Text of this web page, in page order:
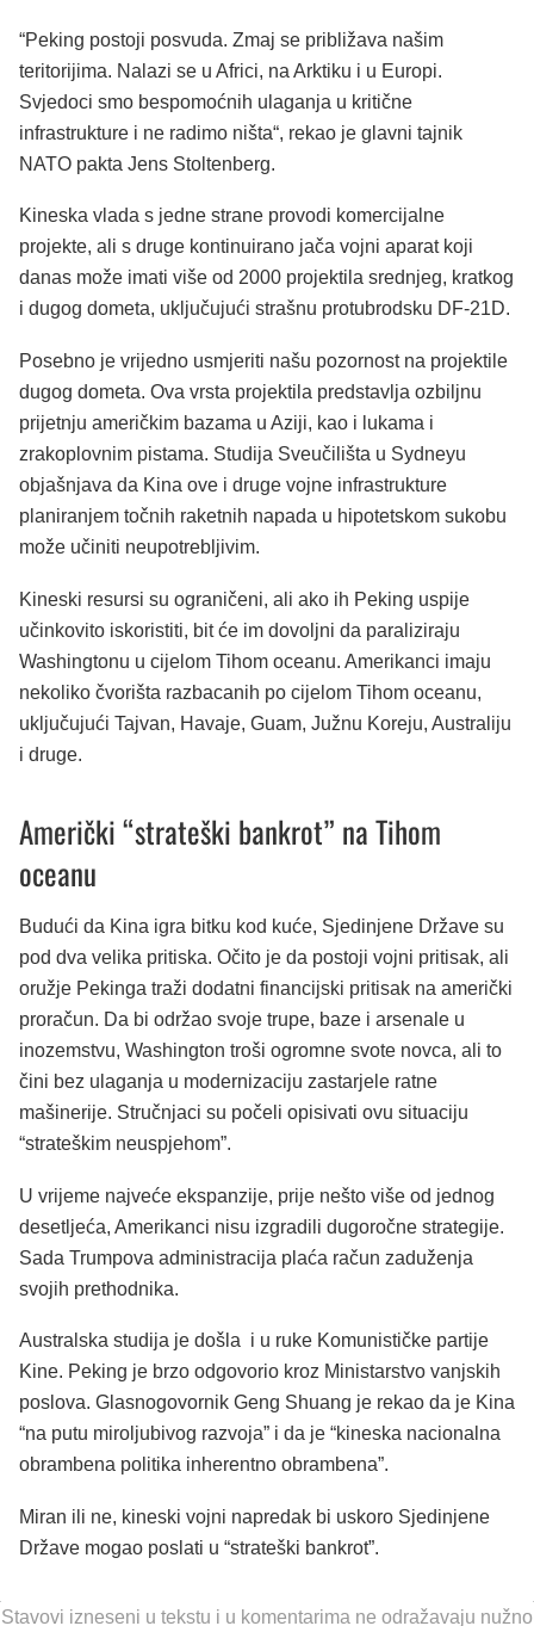
“Peking postoji posvuda. Zmaj se približava našim
teritorijima. Nalazi se u Africi, na Arktiku i u Europi.
Svjedoci smo bespomoćnih ulaganja u kritične
infrastrukture i ne radimo ništa“, rekao je glavni tajnik
NATO pakta Jens Stoltenberg.
Kineska vlada s jedne strane provodi komercijalne
projekte, ali s druge kontinuirano jača vojni aparat koji
danas može imati više od 2000 projektila srednjeg, kratkog
i dugog dometa, uključujući strašnu protubrodsku DF-21D.
Posebno je vrijedno usmjeriti našu pozornost na projektile
dugog dometa. Ova vrsta projektila predstavlja ozbiljnu
prijetnju američkim bazama u Aziji, kao i lukama i
zrakoplovnim pistama. Studija Sveučilišta u Sydneyu
objašnjava da Kina ove i druge vojne infrastrukture
planiranjem točnih raketnih napada u hipotetskom sukobu
može učiniti neupotrebljivim.
Kineski resursi su ograničeni, ali ako ih Peking uspije
učinkovito iskoristiti, bit će im dovoljni da paraliziraju
Washingtonu u cijelom Tihom oceanu. Amerikanci imaju
nekoliko čvorišta razbacanih po cijelom Tihom oceanu,
uključujući Tajvan, Havaje, Guam, Južnu Koreju, Australiju
i druge.
Američki “strateški bankrot” na Tihom
oceanu
Budući da Kina igra bitku kod kuće, Sjedinjene Države su
pod dva velika pritiska. Očito je da postoji vojni pritisak, ali
oružje Pekinga traži dodatni financijski pritisak na američki
proračun. Da bi održao svoje trupe, baze i arsenale u
inozemstvu, Washington troši ogromne svote novca, ali to
čini bez ulaganja u modernizaciju zastarjele ratne
mašinerije. Stručnjaci su počeli opisivati ovu situaciju
“strateškim neuspjehom”.
U vrijeme najveće ekspanzije, prije nešto više od jednog
desetljeća, Amerikanci nisu izgradili dugoročne strategije.
Sada Trumpova administracija plaća račun zaduženja
svojih prethodnika.
Australska studija je došla i u ruke Komunističke partije
Kine. Peking je brzo odgovorio kroz Ministarstvo vanjskih
poslova. Glasnogovornik Geng Shuang je rekao da je Kina
“na putu miroljubivog razvoja” i da je “kineska nacionalna
obrambena politika inherentno obrambena”.
Miran ili ne, kineski vojni napredak bi uskoro Sjedinjene
Države mogao poslati u “strateški bankrot”.
Stavovi izneseni u tekstu i u komentarima ne odražavaju nužno